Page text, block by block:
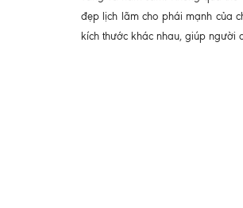
đẹp lịch lãm cho phái mạnh của
kích thước khác nhau, giúp người